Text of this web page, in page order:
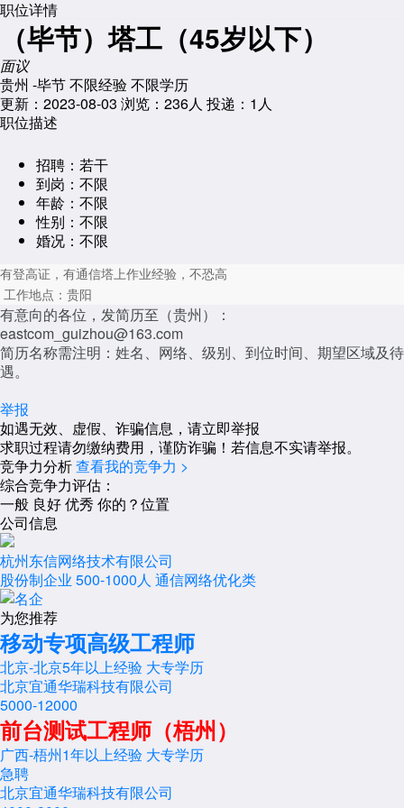
职位详情
（毕节）塔工（45岁以下）
面议
贵州 -毕节不限经验不限学历
更新：2023-08-03 浏览： 236人 投递：1人
职位描述
招聘： 若干
到岗： 不限
年龄： 不限
性别： 不限
婚况： 不限
有登高证，有通信塔上作业经验，不恐高
工作地点：贵阳
有意向的各位，发简历至（贵州）：
eastcom_guizhou@163.com
简历名称需注明：姓名、网络、级别、到位时间、期望区域及待
遇。
举报
如遇无效、虚假、诈骗信息，请立即举报
求职过程请勿缴纳费用，谨防诈骗！若信息不实请举报。
竞争力分析查看我的竞争力 >
综合竞争力评估：
一般 良好优秀 你的？位置
公司信息
杭州东信网络技术有限公司
股份制企业 500-1000人 通信网络优化类
为您推荐
移动专项高级工程师
北京-北京5年以上经验 大专学历
北京宜通华瑞科技有限公司
5000-12000
前台测试工程师（梧州）
广西-梧州1年以上经验 大专学历
急聘
北京宜通华瑞科技有限公司